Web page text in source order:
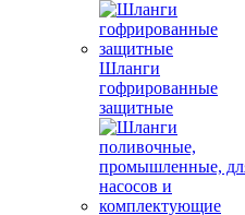
Шланги
гофрированные
защитные